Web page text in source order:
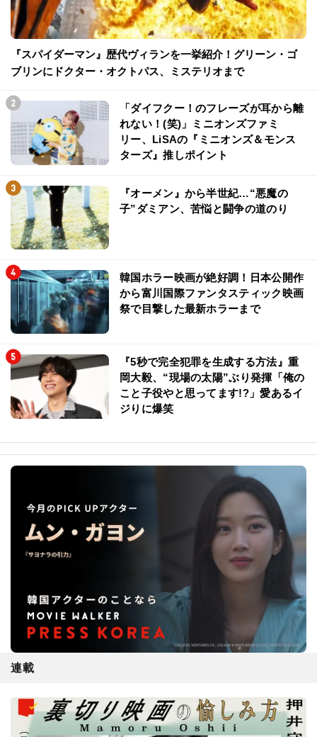
『スパイダーマン』歴代ヴィランを一挙紹介！グリーン・ゴ
ブリンにドクター・オクトパス、ミステリオまで
「ダイフクー！のフレーズが耳から離
れない！(笑)」ミニオンズファミ
リー、LiSAの『ミニオンズ＆モンス
ターズ』推しポイント
『オーメン』から半世紀…“悪魔の
子”ダミアン、苦悩と闘争の道のり
韓国ホラー映画が絶好調！日本公開作
から富川国際ファンタスティック映画
祭で目撃した最新ホラーまで
『5秒で完全犯罪を生成する方法』重
岡大毅、“現場の太陽”ぶり発揮「俺の
こと子役やと思ってます!?」愛あるイ
ジりに爆笑
連載